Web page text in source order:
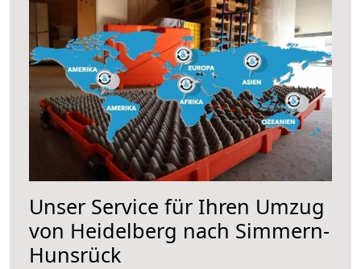
Unser Service für Ihren Umzug
von Heidelberg nach Simmern-
Hunsrück